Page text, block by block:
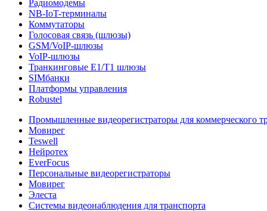
Радиомодемы
NB-IoT-терминалы
Коммутаторы
Голосовая связь (шлюзы)
GSM/VoIP-шлюзы
VoIP-шлюзы
Транкинговые E1/T1 шлюзы
SIMбанки
Платформы управления
Robustel
Промышленные видеорегистраторы для коммерческого
Мовирег
Teswell
Нейротех
EverFocus
Персональные видеорегистраторы
Мовирег
Элеста
Системы видеонаблюдения для транспорта